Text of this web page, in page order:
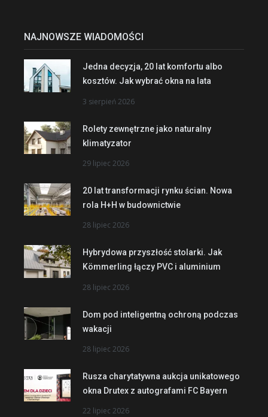
NAJNOWSZE WIADOMOŚCI
Jedna decyzja, 20 lat komfortu albo
kosztów. Jak wybrać okna na lata
3 sierpień 2026
Rolety zewnętrzne jako naturalny
klimatyzator
29 lipiec 2026
20 lat transformacji rynku ścian. Nowa
rola H+H w budownictwie
28 lipiec 2026
Hybrydowa przyszłość stolarki. Jak
Kömmerling łączy PVC i aluminium
28 lipiec 2026
Dom pod inteligentną ochroną podczas
wakacji
28 lipiec 2026
Rusza charytatywna aukcja unikatowego
okna Drutex z autografami FC Bayern
22 lipiec 2026